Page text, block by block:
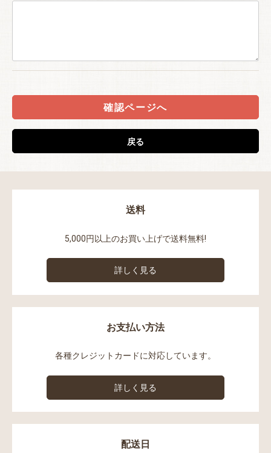
確認ページへ
戻る
送料
5,000円以上のお買い上げで送料無料!
詳しく見る
お支払い方法
各種クレジットカードに対応しています。
詳しく見る
配送日